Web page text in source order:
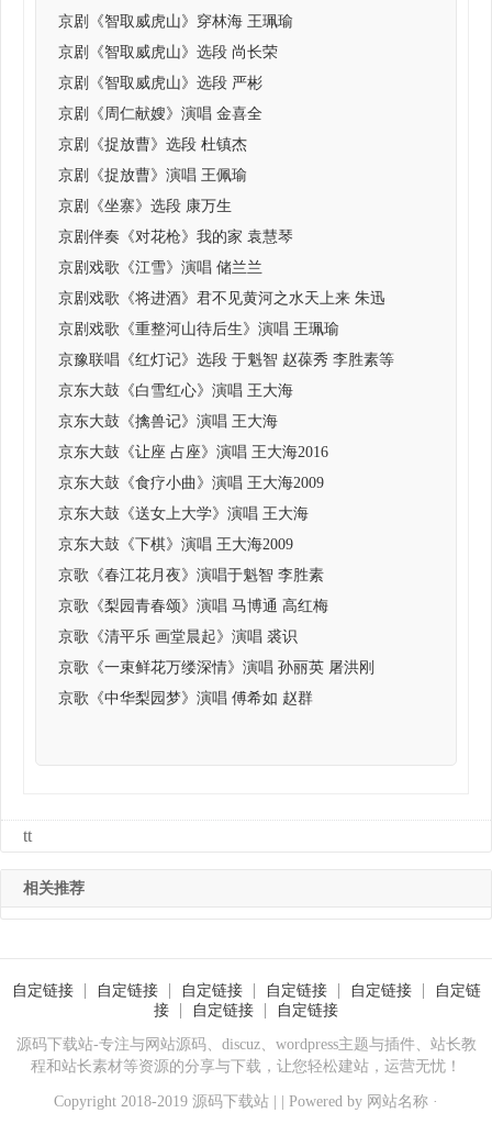
京剧《智取威虎山》穿林海 王珮瑜
京剧《智取威虎山》选段 尚长荣
京剧《智取威虎山》选段 严彬
京剧《周仁献嫂》演唱 金喜全
京剧《捉放曹》选段 杜镇杰
京剧《捉放曹》演唱 王佩瑜
京剧《坐寨》选段 康万生
京剧伴奏《对花枪》我的家 袁慧琴
京剧戏歌《江雪》演唱 储兰兰
京剧戏歌《将进酒》君不见黄河之水天上来 朱迅
京剧戏歌《重整河山待后生》演唱 王珮瑜
京豫联唱《红灯记》选段 于魁智 赵葆秀 李胜素等
京东大鼓《白雪红心》演唱 王大海
京东大鼓《擒兽记》演唱 王大海
京东大鼓《让座 占座》演唱 王大海2016
京东大鼓《食疗小曲》演唱 王大海2009
京东大鼓《送女上大学》演唱 王大海
京东大鼓《下棋》演唱 王大海2009
京歌《春江花月夜》演唱于魁智 李胜素
京歌《梨园青春颂》演唱 马博通 高红梅
京歌《清平乐 画堂晨起》演唱 裘识
京歌《一束鲜花万缕深情》演唱 孙丽英 屠洪刚
京歌《中华梨园梦》演唱 傅希如 赵群
tt
相关推荐
自定链接 自定链接 自定链接 自定链接 自定链接
自定链
接
自定链接 自定链接
源码下载站-专注与网站源码、discuz、wordpress主题与插件、站长教
程和站长素材等资源的分享与下载，让您轻松建站，运营无忧！
Copyright 2018-2019 源码下载站 | | Powered by 网站名称 ·